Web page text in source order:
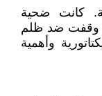
كانت ضحية
وقفت ضد ظلم
وأهمية